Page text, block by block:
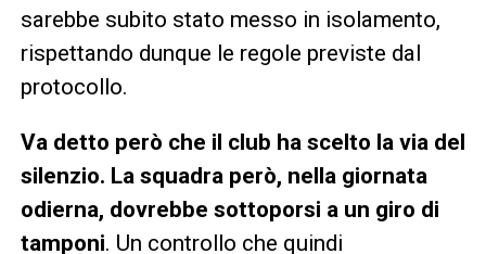
sarebbe subito stato messo in isolamento,
rispettando dunque le regole previste dal
protocollo.
Va detto però che il club ha scelto la via del
silenzio. La squadra però, nella giornata
odierna, dovrebbe sottoporsi a un giro di
tamponi. Un controllo che quindi